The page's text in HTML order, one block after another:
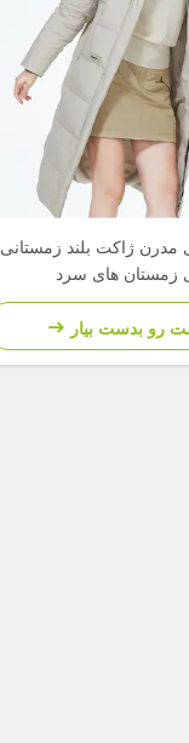
مدرن ژاکت بلند زمستانی
زمستان های سرد
رو بدست بیار